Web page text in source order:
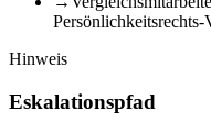
Persönlichkeitsrechts-
Hinweis
Eskalationspfad